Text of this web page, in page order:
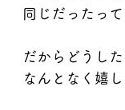
同じだったっ
だからどうし
なんとなく嬉